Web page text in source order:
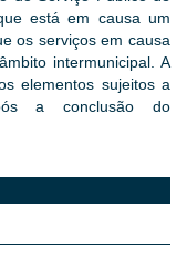
está em causa um
os serviços em causa
intermunicipal. A
elementos sujeitos a
a conclusão do